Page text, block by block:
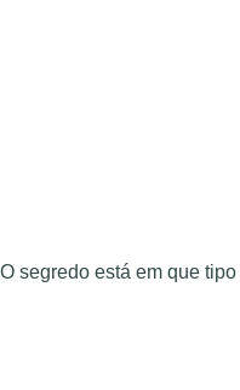
O segredo está em que